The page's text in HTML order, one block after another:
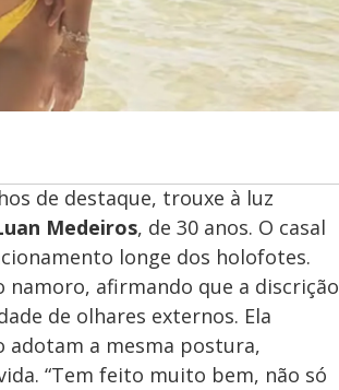
de destaque, trouxe à luz
Medeiros, de 30 anos. O casal
longe dos holofotes.
namoro, afirmando que a discrição
de olhares externos. Ela
a mesma postura,
“Tem feito muito bem, não só